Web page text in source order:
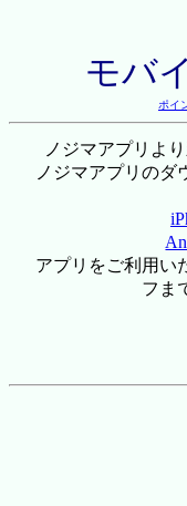
モバ
ポイ
ノジマアプリよ
ノジマアプリのダ
アプリをご利用い
フま